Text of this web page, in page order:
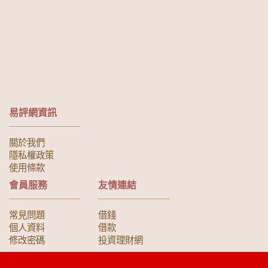
易評網資訊
關於我們
隱私權政策
使用條款
會員服務
常見問題
個人資料
修改密碼
友情連結
借錢
借款
投資理財網